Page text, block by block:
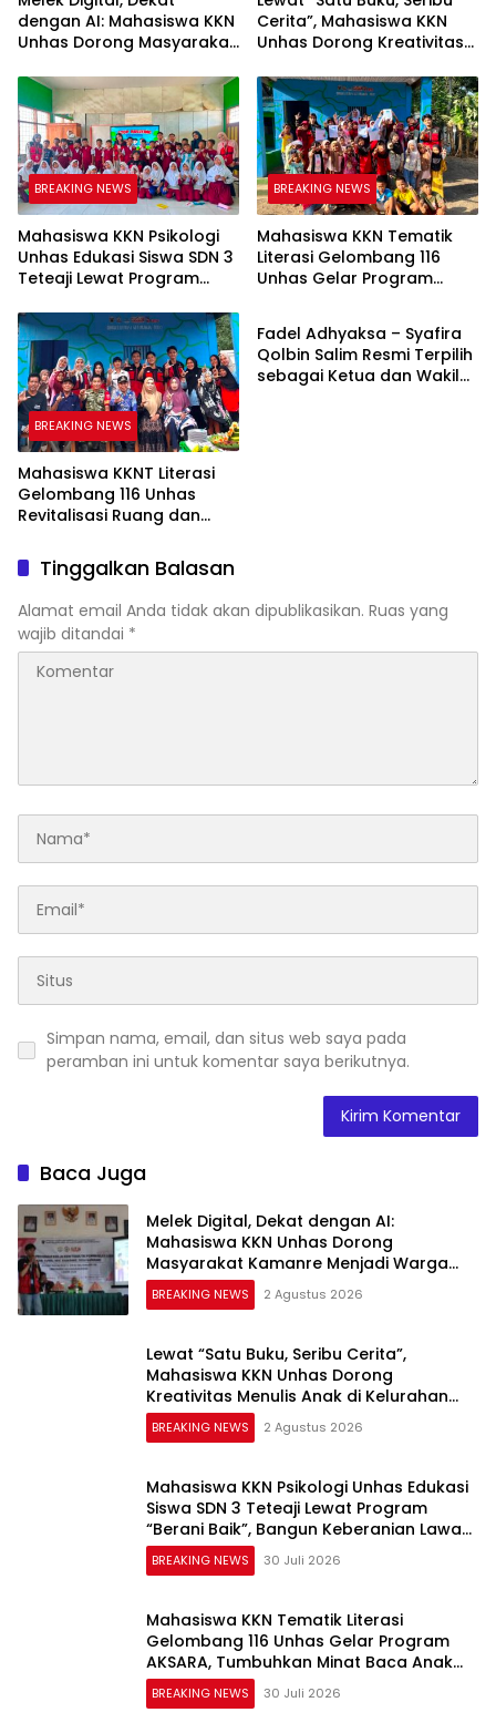
dengan AI: Mahasiswa KKN
Unhas Dorong Masyarakat
Digital yang Cerdas dan
Adaptif
Cerita”, Mahasiswa KKN
Unhas Dorong Kreativitas
Tolo
BREAKING NEWS
Mahasiswa KKN Psikologi
Unhas Edukasi Siswa SDN 3
Teteaji Lewat Program
Keberanian Lawan Bullying
BREAKING NEWS
Mahasiswa KKN Tematik
Literasi Gelombang 116
Unhas Gelar Program
Membaca Nyaring
BREAKING NEWS
Mahasiswa KKNT Literasi
Gelombang 116 Unhas
Revitalisasi Ruang dan
Tolo, Hadirkan CAKRAWALA
sebagai Pusat Literasi
Masyarakat
BREAKING NEWS
Fadel Adhyaksa – Syafira
Qolbin Salim Resmi Terpilih
sebagai Ketua dan Wakil
Tinggalkan Balasan
Alamat email Anda tidak akan dipublikasikan. Ruas yang
wajib ditandai *
Simpan nama, email, dan situs web saya pada
peramban ini untuk komentar saya berikutnya.
Baca Juga
Melek Digital, Dekat dengan AI:
Mahasiswa KKN Unhas Dorong
Masyarakat Kamanre Menjadi Warga
Digital yang Cerdas dan Adaptif
BREAKING NEWS 2 Agustus 2026
Lewat “Satu Buku, Seribu Cerita”,
Mahasiswa KKN Unhas Dorong
Kreativitas Menulis Anak di Kelurahan
Tolo
BREAKING NEWS 2 Agustus 2026
Mahasiswa KKN Psikologi Unhas Edukasi
Siswa SDN 3 Teteaji Lewat Program
“Berani Baik”, Bangun Keberanian Lawan
Bullying
BREAKING NEWS 30 Juli 2026
Mahasiswa KKN Tematik Literasi
Gelombang 116 Unhas Gelar Program
AKSARA, Tumbuhkan Minat Baca Anak
Melalui Membaca Nyaring
BREAKING NEWS 30 Juli 2026